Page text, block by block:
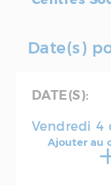
Date(s)
DATE(S):
Vendredi 4
Ajouter au